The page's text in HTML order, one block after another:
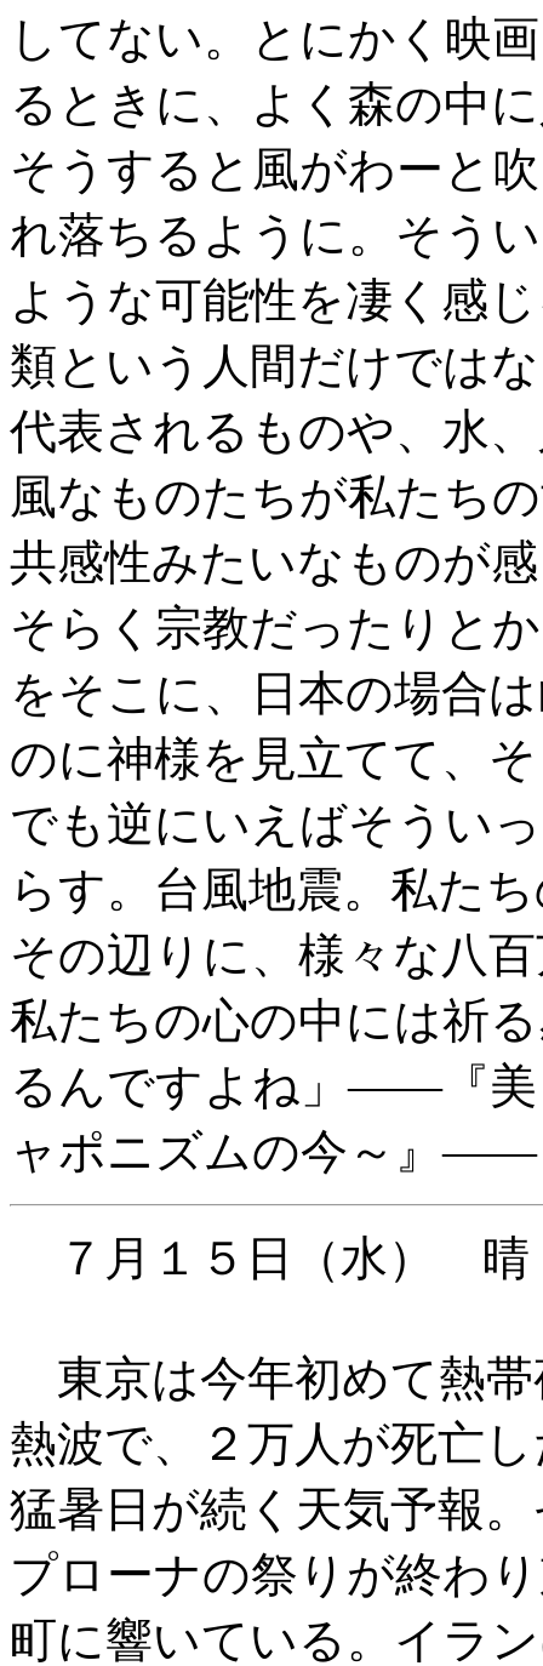
してない。とにかく映
るときに、よく森の中
そうすると風がわーと
れ落ちるように。そう
ような可能性を凄く感
類という人間だけでは
代表されるものや、水
風なものたちが私たち
共感性みたいなものが
そらく宗教だったりと
をそこに、日本の場合
のに神様を見立てて、
でも逆にいえばそうい
らす。台風地震。私た
その辺りに、様々な八
私たちの心の中には祈
るんですよね」――『美
ャポニズムの今～』――
７月１５日（水） 晴
東京は今年初めて熱
熱波で、２万人が死亡
猛暑日が続く天気予報
プローナの祭りが終わ
町に響いている。イラ